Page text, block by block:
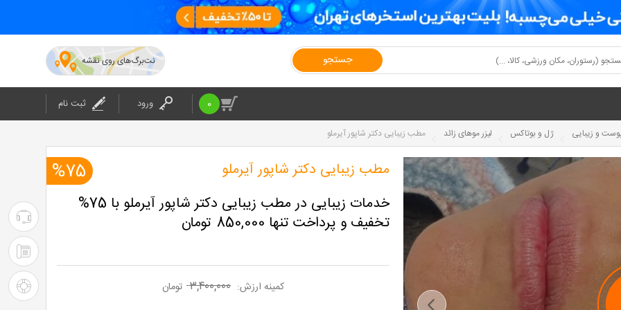
جستجو نت‌برگ‌های روی نقشه
0 ورود ثبت نام
و زیبایی ژل و بوتاکس لیزر موهای زائد مطب زیبایی دکتر شاپور آیرملو
%75
مطب زیبایی دکتر شاپور آیرملو
خدمات زیبایی در مطب زیبایی دکتر شاپور آیرملو با 75%
تخفیف و پرداخت تنها 850,000 تومان
کمینه ارزش: ۳,۴۰۰,۰۰۰ تومان
۰۲۱-۴۲۰۲۴
:
پشتیبانی
۰۲۱-۴۲۰۲۴
: شرکت
راهنمای